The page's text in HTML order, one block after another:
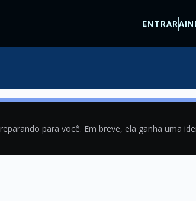
ENTRAR
para você. Em breve, ela ganha uma